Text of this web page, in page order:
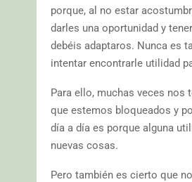
porque, al no estar
darles una oportunidad y
debéis adaptaros. Nunca es
intentar encontrarle utilidad
Para ello, muchas veces nos
que estemos bloqueados y
día a día es porque alguna
nuevas cosas.
Pero también es cierto que